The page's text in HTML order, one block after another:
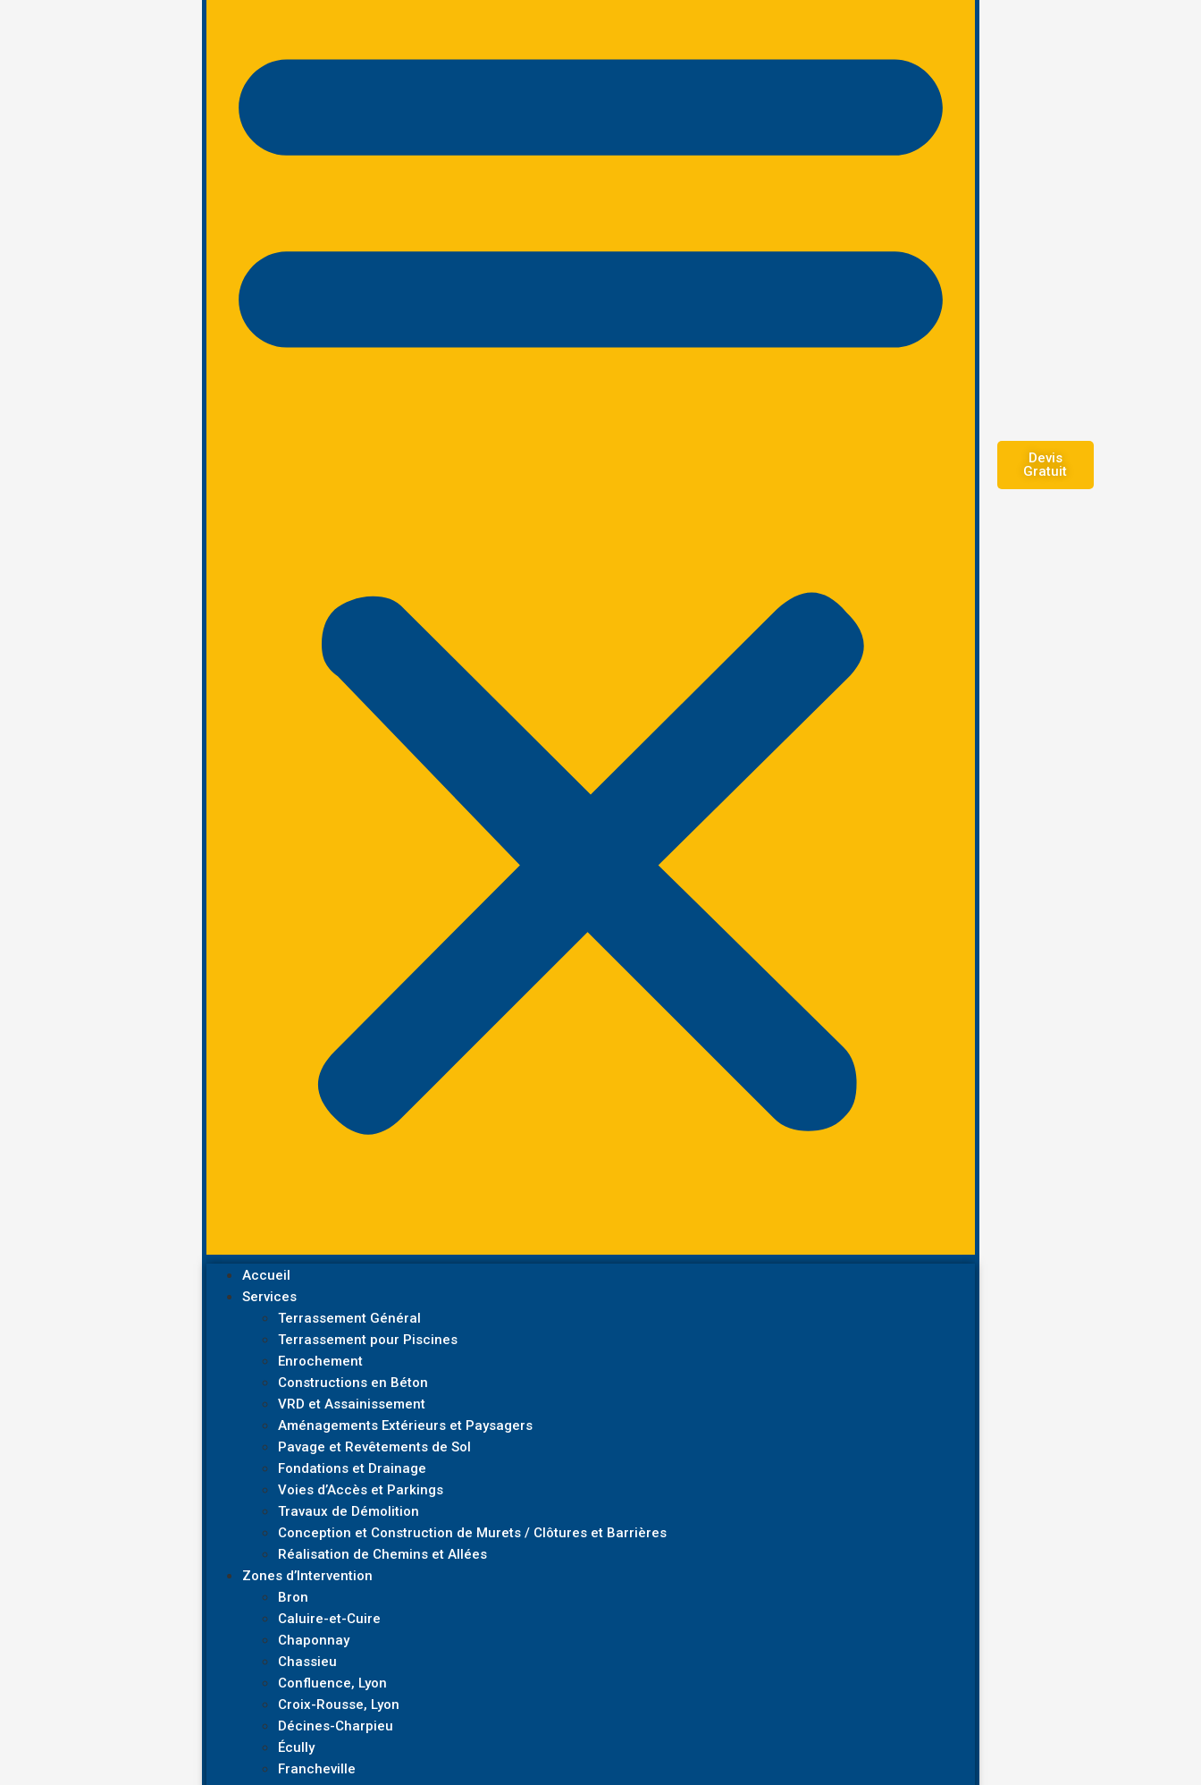
Accueil
Services
Terrassement Général
Terrassement pour Piscines
Enrochement
Constructions en Béton
VRD et Assainissement
Aménagements Extérieurs et Paysagers
Pavage et Revêtements de Sol
Fondations et Drainage
Voies d’Accès et Parkings
Travaux de Démolition
Conception et Construction de Murets / Clôtures et Barrières
Réalisation de Chemins et Allées
Zones d’Intervention
Bron
Caluire-et-Cuire
Chaponnay
Chassieu
Confluence, Lyon
Croix-Rousse, Lyon
Décines-Charpieu
Écully
Francheville
Devis
Gratuit